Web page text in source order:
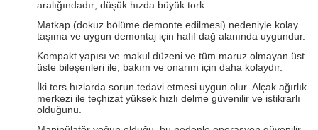
aralığındadır; düşük hızda büyük tork.
Matkap (dokuz bölüme demonte edilmesi) nedeniyle kolay
taşıma ve uygun demontaj için hafif dağ alanında uygundur.
Kompakt yapısı ve makul düzeni ve tüm maruz olmayan üst
üste bileşenleri ile, bakım ve onarım için daha kolaydır.
İki ters hızlarda sorun tedavi etmesi uygun olur. Alçak ağırlık
merkezi ile teçhizat yüksek hızlı delme güvenilir ve istikrarlı
olduğunu.